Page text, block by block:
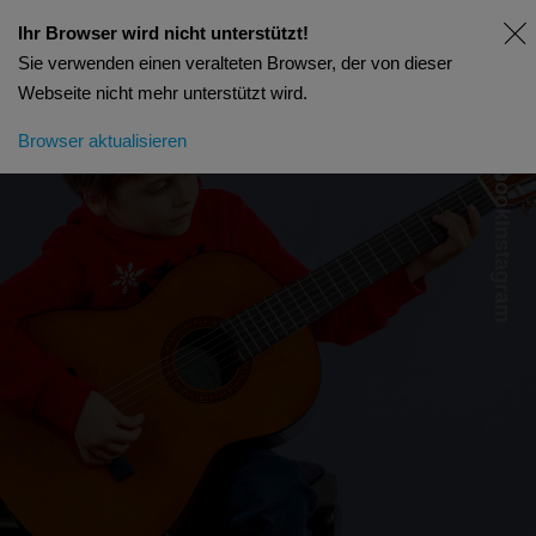
Facebook
Ihr Browser wird nicht unterstützt!
Sie verwenden einen veralteten Browser, der von dieser
Webseite nicht mehr unterstützt wird.
Browser aktualisieren